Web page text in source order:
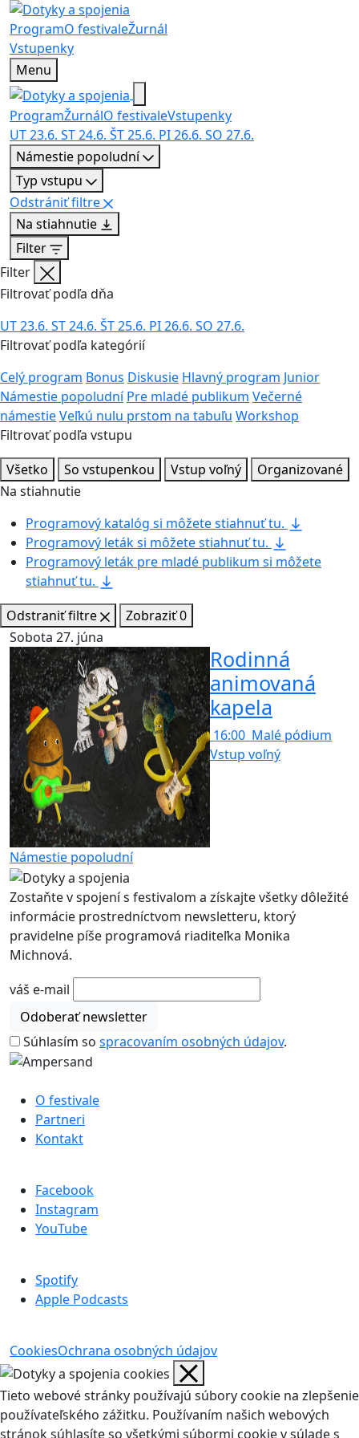
ProgramO festivaleŽurnál
Vstupenky
Menu
ProgramŽurnálO festivaleVstupenky
UT23.6. ST24.6. ŠT25.6. PI26.6. SO 27.6.
Námestie popoludní
Typ vstupu
Odstrániť filtre
Na stiahnutie
Filter
Filter
Filtrovať podľa dňa
UT23.6. ST24.6. ŠT25.6. PI26.6. SO 27.6.
Filtrovať podľa kategórií
Celý program Bonus Diskusie Hlavný program Junior
Námestie popoludní Pre mladé publikum Večerné
námestieVeľkú nulu prstom na tabuľu Workshop
Filtrovať podľa vstupu
Všetko
So vstupenkou Vstup voľný
Organizované
Na stiahnutie
Programový katalóg si môžetestiahnuť tu.
Programový leták si môžetestiahnuť tu.
Programový leták pre mladé publikum si môžete
stiahnuť tu.
Odstraniť filtre
Zobraziť0
Sobota 27. júna
Rodinná
animovaná
kapela
16:00 Malé pódium
Vstup voľný
Námestie popoludní
Zostaňte v spojení s festivalom a získajte všetky dôležité
informácie prostredníctvom newsletteru, ktorý
pravidelne píše programová riaditeľka Monika
Michnová.
váš e-mail
Odoberať newsletter
Súhlasím so spracovaním osobných údajov.
O festivale
Partneri
Kontakt
Facebook
Instagram
YouTube
Spotify
Apple Podcasts
CookiesOchrana osobných údajov
Tieto webové stránky používajú súbory cookie na zlepšenie
používateľského zážitku. Používaním našich webových
stránok súhlasíte so všetkými súbormi cookie v súlade s